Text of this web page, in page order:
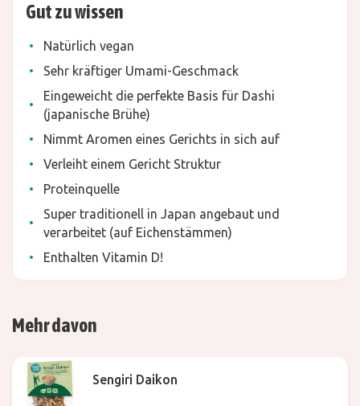
Gut zu wissen
Natürlich vegan
Sehr kräftiger Umami-Geschmack
Eingeweicht die perfekte Basis für Dashi
(japanische Brühe)
Nimmt Aromen eines Gerichts in sich auf
Verleiht einem Gericht Struktur
Proteinquelle
Super traditionell in Japan angebaut und
verarbeitet (auf Eichenstämmen)
Enthalten Vitamin D!
Mehr davon
Sengiri Daikon